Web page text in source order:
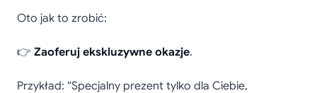
Oto jak to zrobić:
👉 Zaoferuj ekskluzywne okazje.
Przykład: “Specjalny prezent tylko dla Ciebie,